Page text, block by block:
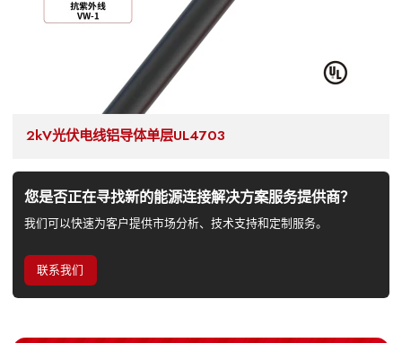
2kV光伏电线铝导体单层UL4703
您是否正在寻找新的能源连接解决方案服务提供商？
我们可以快速为客户提供市场分析、技术支持和定制服务。
联系我们